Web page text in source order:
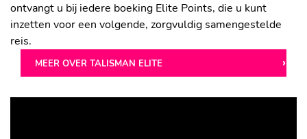
ontvangt u bij iedere boeking Elite Points, die u kunt
inzetten voor een volgende, zorgvuldig samengestelde
reis.
MEER OVER TALISMAN ELITE